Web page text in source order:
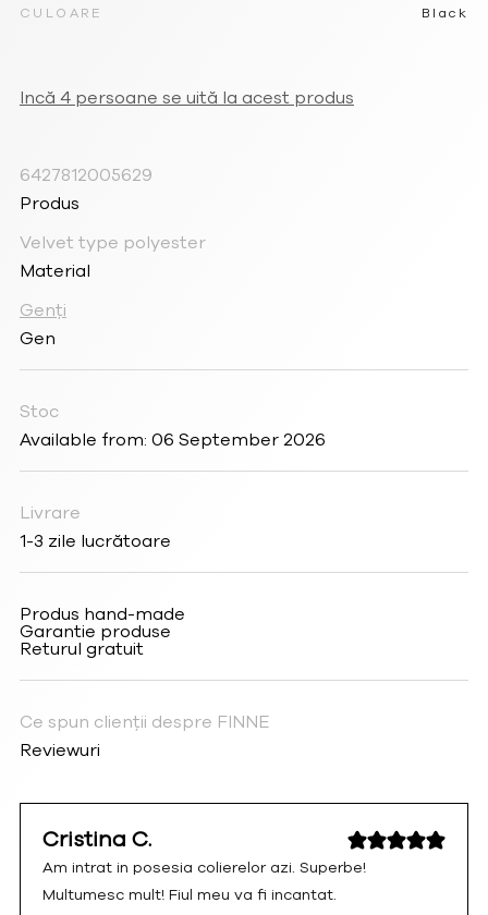
CULOARE Black
Incă 4 persoane se uită la acest produs
6427812005629
Produs
Velvet type polyester
Material
Genți
Gen
Stoc
Available from: 06 September 2026
Livrare
1-3 zile lucrătoare
Produs hand-made
Garantie produse
Returul gratuit
Ce spun clienții despre FINNE
Reviewuri
Cristina C.
Am intrat in posesia colierelor azi. Superbe!
Multumesc mult! Fiul meu va fi incantat.